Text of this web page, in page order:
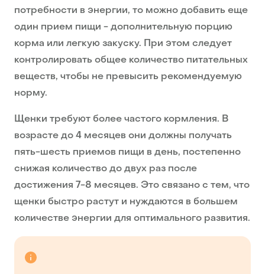
потребности в энергии, то можно добавить еще
один прием пищи - дополнительную порцию
корма или легкую закуску. При этом следует
контролировать общее количество питательных
веществ, чтобы не превысить рекомендуемую
норму.
Щенки требуют более частого кормления. В
возрасте до 4 месяцев они должны получать
пять-шесть приемов пищи в день, постепенно
снижая количество до двух раз после
достижения 7-8 месяцев. Это связано с тем, что
щенки быстро растут и нуждаются в большем
количестве энергии для оптимального развития.